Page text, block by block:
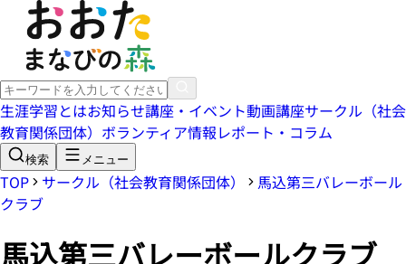
生涯学習とはお知らせ講座・イベント動画講座サークル（社会
教育関係団体） ボランティア情報レポート・コラム
検索 メニュー
TOP サークル（社会教育関係団体）
馬込第三バレーボール
クラブ
馬込第三バレーボールクラブ